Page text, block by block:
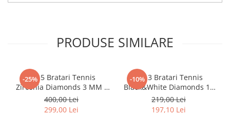
PRODUSE SIMILARE
-25%
Set 5 Bratari Tennis
Zirconia Diamonds 3 MM /
19.5 CM
400,00 Lei
299,00 Lei
-10%
Set 3 Bratari Tennis
Black&White Diamonds 19
CM
219,00 Lei
197,10 Lei